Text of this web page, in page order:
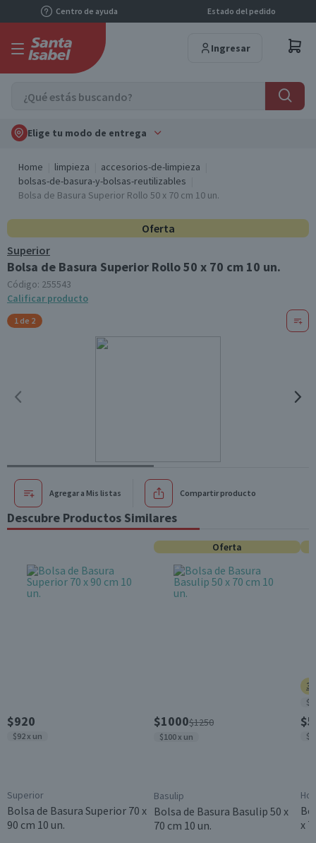
Centro de ayuda Estado del pedido
Ingresar
Elige tu modo de entrega
Home limpieza
accesorios-de-limpieza
bolsas-de-basura-y-bolsas-reutilizables
Bolsa de Basura Superior Rollo 50 x 70 cm 10 un.
Oferta
Superior
Bolsa de Basura Superior Rollo 50 x 70 cm 10 un.
Código: 255543
Calificar producto
1 de 2
Agregar a Mis listas Compartir producto
Descubre Productos Similares
$920
$92 x un
Superior
Bolsa de Basura Superior 70 x
90 cm 10 un.
Oferta
$1000$1250
$100 x un
Basulip
Bolsa de Basura Basulip 50 x
70 cm 10 un.
3
x